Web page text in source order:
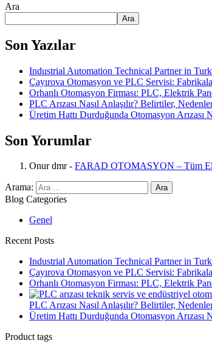
Ara
Ara
Son Yazılar
Industrial Automation Technical Partner in
Çayırova Otomasyon ve PLC Servisi:
Orhanlı Otomasyon Firması: PLC, Elektrik
PLC Arızası Nasıl Anlaşılır? Belirtiler,
Üretim Hattı Durduğunda Otomasyon Arızası
Son Yorumlar
Onur dmr- FARAD OTOMASYON – Tüm
Arama:
Blog Categories
Genel
Recent Posts
Industrial Automation Technical Partner in
Çayırova Otomasyon ve PLC Servisi:
Orhanlı Otomasyon Firması: PLC, Elektrik
PLC Arızası Nasıl Anlaşılır? Belirtiler,
Üretim Hattı Durduğunda Otomasyon Arızası
Product tags